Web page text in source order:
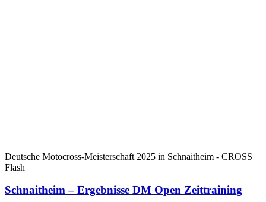
Deutsche Motocross-Meisterschaft 2025 in Schnaitheim - CROSS
Flash
Schnaitheim – Ergebnisse DM Open Zeittraining